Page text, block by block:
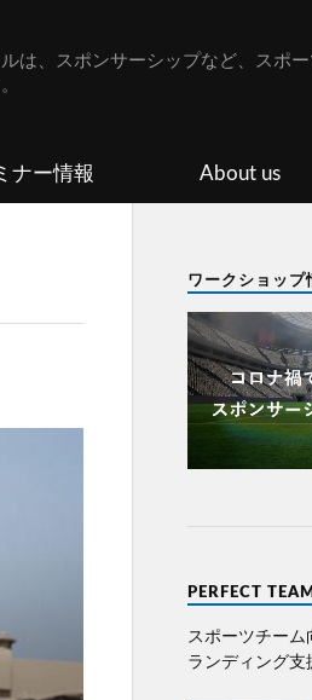
は、スポンサーシップなど、スポ
ナー情報 About us
ワークショップ
PERFECT TEAM
スポーツチー
ランディング⽀